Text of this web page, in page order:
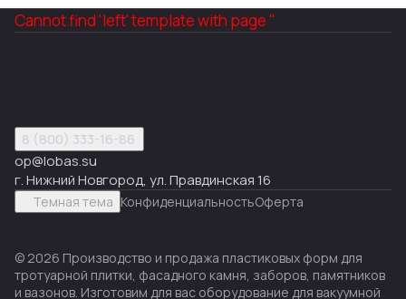
Cannot find 'left' template with page ''
8 (800) 333-16-86
op@lobas.su
г. Нижний Новгород, ул. Правдинская 16
Темная тема КонфиденциальностьОферта
© 2026 Производство и продажа пластиковых форм для
тротуарной плитки, фасадного камня, заборов, памятников
и вазонов. Изготовим для вас оборудование для вакуумной